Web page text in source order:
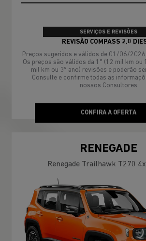
SERVIÇOS E REVISÕES
REVISÃO COMPASS 2.0
Preços sugeridos e válidos de 01/06/
Os preços são válidos da 1º (12 mil km ou
mil km ou 3º ano) revisões e poderão
Consulte e confirme todas as
nossos Consultores
CONFIRA A OFERTA
RENEGADE
Renegade Trailhawk T270